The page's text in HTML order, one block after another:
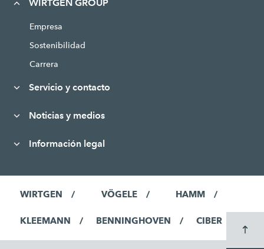
WIRTGEN GROUP
Empresa
Sostenibilidad
Carrera
Servicio y contacto
Noticias y medios
Información legal
WIRTGEN VÖGELE HAMM
KLEEMANN BENNINGHOVEN CIBER